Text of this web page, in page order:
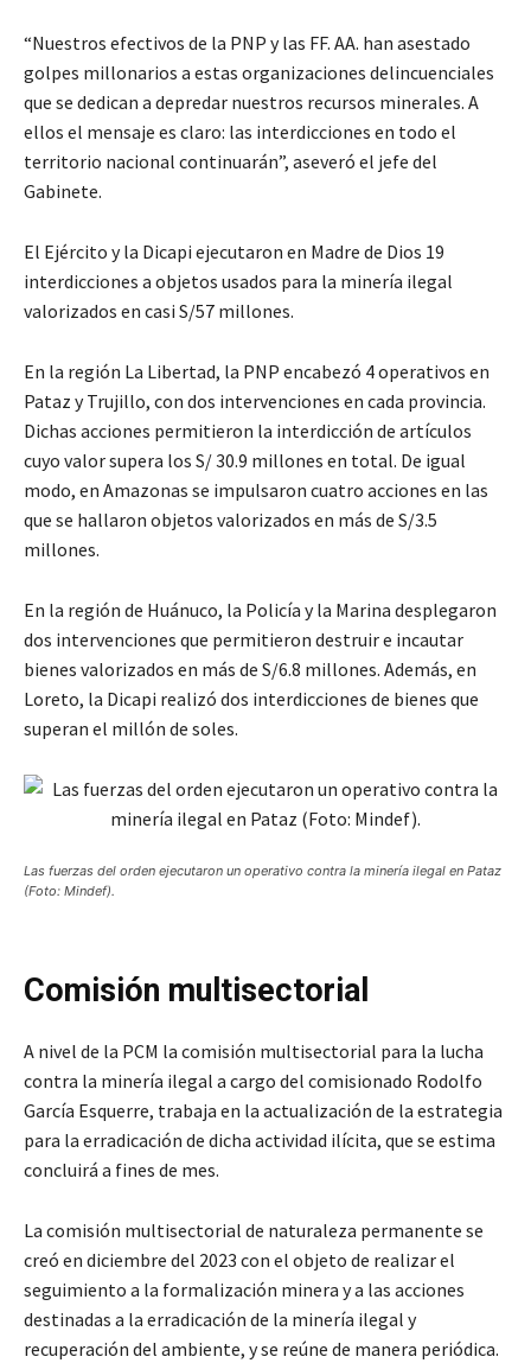
“Nuestros efectivos de la PNP y las FF. AA. han asestado
golpes millonarios a estas organizaciones delincuenciales
que se dedican a depredar nuestros recursos minerales. A
ellos el mensaje es claro: las interdicciones en todo el
territorio nacional continuarán”, aseveró el jefe del
Gabinete.
El Ejército y la Dicapi ejecutaron en Madre de Dios 19
interdicciones a objetos usados para la minería ilegal
valorizados en casi S/57 millones.
En la región La Libertad, la PNP encabezó 4 operativos en
Pataz y Trujillo, con dos intervenciones en cada provincia.
Dichas acciones permitieron la interdicción de artículos
cuyo valor supera los S/ 30.9 millones en total. De igual
modo, en Amazonas se impulsaron cuatro acciones en las
que se hallaron objetos valorizados en más de S/3.5
millones.
En la región de Huánuco, la Policía y la Marina desplegaron
dos intervenciones que permitieron destruir e incautar
bienes valorizados en más de S/6.8 millones. Además, en
Loreto, la Dicapi realizó dos interdicciones de bienes que
superan el millón de soles.
Las fuerzas del orden ejecutaron un operativo contra la minería ilegal en Pataz
(Foto: Mindef).
Comisión multisectorial
A nivel de la PCM la comisión multisectorial para la lucha
contra la minería ilegal a cargo del comisionado Rodolfo
García Esquerre, trabaja en la actualización de la estrategia
para la erradicación de dicha actividad ilícita, que se estima
concluirá a fines de mes.
La comisión multisectorial de naturaleza permanente se
creó en diciembre del 2023 con el objeto de realizar el
seguimiento a la formalización minera y a las acciones
destinadas a la erradicación de la minería ilegal y
recuperación del ambiente, y se reúne de manera periódica.